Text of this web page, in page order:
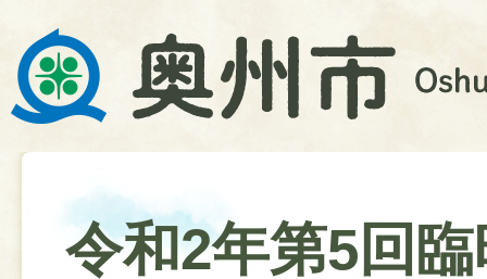
令和2年第5回